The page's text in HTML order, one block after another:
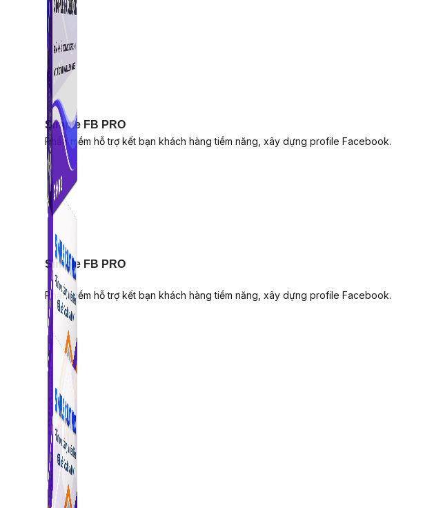
Simple FB PRO
Phần mềm hỗ trợ kết bạn khách hàng tiềm năng, xây dựng profile Facebook.
Simple FB PRO
Phần mềm hỗ trợ kết bạn khách hàng tiềm năng, xây dựng profile Facebook.